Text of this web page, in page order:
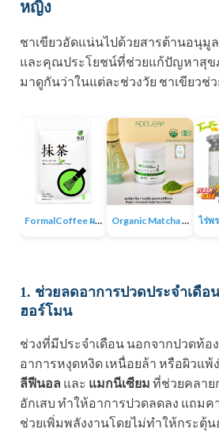
หญิง
ชาเขียวอัดแน่นไปด้วยสารต้านอนุมู
และคุณประโยชน์ที่ช่วยแก้ปัญหาสุข
มาดูกันว่าในแต่ละช่วงวัย ชาเขียวช่ว
FormalCoffee ผงชาเขียวมัทฉะ แท้ 100% ญี่ปุ่น เกรดพรีเมี่ยม Matcha Green Tea Organic Matcha 4A+ผงชาเขียวมัทฉะเกรดพิธีการ ออร์แกนิก 100% ไม่มีน้ำตาล ไม่มีสารเติมแต่ง
1. ช่วยลดอาการปวดประจำเดื
ฮอร์โมน
ช่วงที่มีประจำเดือน นอกจากปวดท้อ
อาการหงุดหงิด เหนื่อยล้า หรือผิวแพ้
ลีฟีนอล และ แมกนีเซียม ที่ช่วยคลาย
อักเสบ ทำให้อาการปวดลดลง แถมค
ช่วยเพิ่มพลังงานโดยไม่ทำให้กระตุ้